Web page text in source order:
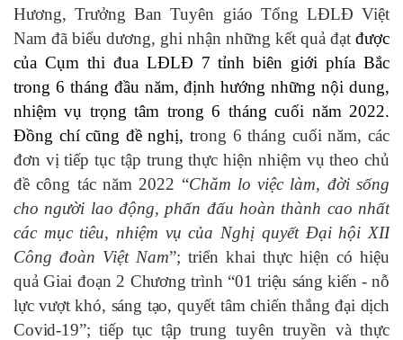
Hương, Trưởng Ban Tuyên giáo Tổng LĐLĐ Việt
Nam đã biểu dương, ghi nhận những kết quả đạt được
của Cụm thi đua LĐLĐ 7 tỉnh biên giới phía Bắc
trong 6 tháng đầu năm, định hướng những nội dung,
nhiệm vụ trọng tâm trong 6 tháng cuối năm 2022.
Đồng chí cũng đề nghị, trong 6 tháng cuối năm, các
đơn vị tiếp tục tập trung thực hiện nhiệm vụ theo chủ
đềcông tác năm 2022 “Chăm lo việc làm, đời sống
cho người lao động, phấn đấu hoàn thành cao nhất
các mục tiêu, nhiệm vụ của Nghị quyết Đại hội XII
Công đoàn Việt Nam”; triển khai thực hiện có hiệu
quả Giai đoạn 2 Chương trình “01 triệu sáng kiến - nỗ
lực vượt khó, sáng tạo, quyết tâm chiến thắng đại dịch
Covid-19”; tiếp tục tập trung tuyên truyền và thực